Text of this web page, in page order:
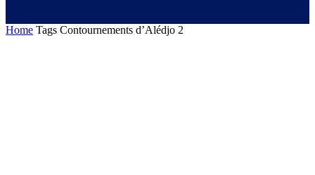
Home Tags Contournements d’Alédjo 2